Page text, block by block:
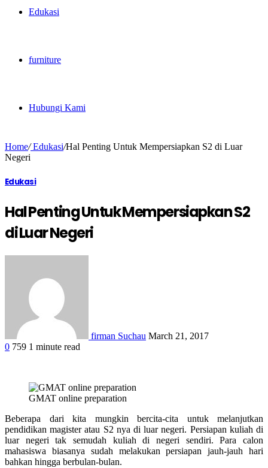
Edukasi
furniture
Hubungi Kami
Home/Edukasi/Hal Penting Untuk Mempersiapkan S2 di Luar
Negeri
Edukasi
Hal Penting Untuk Mempersiapkan S2
di Luar Negeri
firman Suchau March 21, 2017
0 759 1 minute read
GMAT online preparation
Beberapa dari kita mungkin bercita-cita untuk melanjutkan
pendidikan magister atau S2 nya di luar negeri. Persiapan kuliah di
luar negeri tak semudah kuliah di negeri sendiri.Para calon
mahasiswa biasanya sudah melakukan persiapan jauh-jauh hari
bahkan hingga berbulan-bulan.